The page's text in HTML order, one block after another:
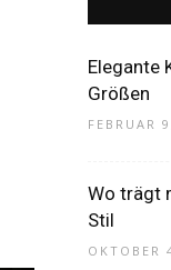
Elegante
Größen
FEBRUAR
Wo trägt
Stil
OKTOBER